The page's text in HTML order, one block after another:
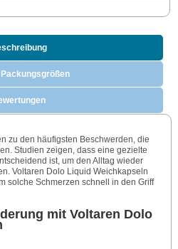
zu den häufigsten Beschwerden, die
Studien zeigen, dass eine gezielte
ist, um den Alltag wieder
Voltaren Dolo Liquid Weichkapseln
solche Schmerzen schnell in den Griff
mit Voltaren Dolo